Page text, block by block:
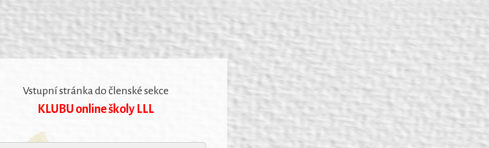
Vstupní stránka do členské sekce
KLUBU online školy LLL